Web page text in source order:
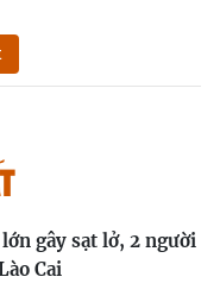
gây sạt lở, 2 người
Cai